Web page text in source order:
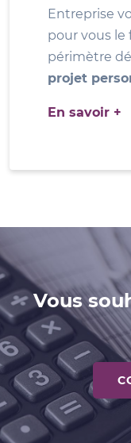
Entreprise
pour vous le
périmètre
projet
En savoir +
Vous